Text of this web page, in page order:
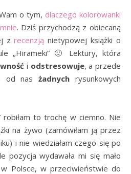
o tym, dlaczego kolorowanki
. Dziś przychodzą z obiecaną
zrecenzją nietypowej książki o
„Hirameki” 🙂 Lektury, która
i odstresowuje, a przede
od nasżadnych rysunkowych
robiłam to trochę w ciemno. Nie
na żywo (zamówiłam ją przez
i nie wiedziałam czego się po
pozycja wydawała mi się mało
w Polsce, w przeciwieństwie do